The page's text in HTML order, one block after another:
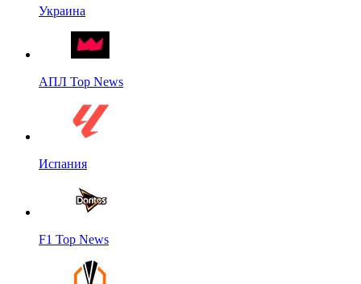
Украина
АПЛ Top News
Испания
F1 Top News